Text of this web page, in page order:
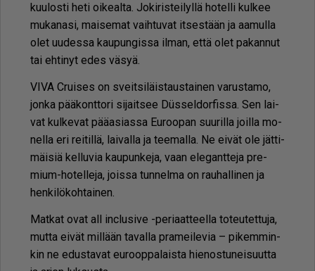
kuu­los­ti heti oi­ke­al­ta. Jo­ki­ris­tei­lyl­lä ho­tel­li kul­kee
mu­ka­na­si, mai­se­mat vaih­tu­vat it­ses­tään ja aa­mul­la
olet uu­des­sa kau­pun­gis­sa il­man, et­tä olet pa­kan­nut
tai eh­ti­nyt edes vä­syä.
VIVA Crui­ses on sveit­si­läis­taus­tai­nen va­rus­ta­mo,
jon­ka pää­kont­to­ri si­jait­see Düssel­dor­fis­sa. Sen lai­
vat kul­ke­vat pää­a­si­as­sa Eu­roo­pan suu­ril­la joil­la mo­
nel­la eri rei­til­lä, lai­val­la ja tee­mal­la. Ne ei­vät ole jät­ti­
mäi­siä kel­lu­via kau­pun­ke­ja, vaan ele­gant­te­ja pre­
mium-ho­tel­le­ja, jois­sa tun­nel­ma on rau­hal­li­nen ja
hen­ki­lö­koh­tai­nen.
Mat­kat ovat all inc­lu­si­ve -pe­ri­aat­teel­la to­teu­tet­tu­ja,
mut­ta ei­vät mil­lään ta­val­la pra­mei­le­via – pi­kem­min­
kin ne edus­ta­vat eu­roop­pa­lais­ta hie­nos­tu­nei­suut­ta